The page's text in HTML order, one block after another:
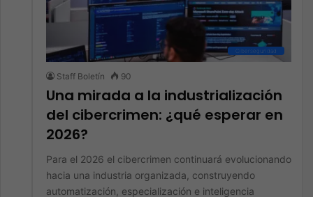
Ciberseguridad
Staff Boletín 90
Una mirada a la industrialización
del cibercrimen: ¿qué esperar en
2026?
Para el 2026 el cibercrimen continuará evolucionando
hacia una industria organizada, construyendo
automatización, especialización e inteligencia